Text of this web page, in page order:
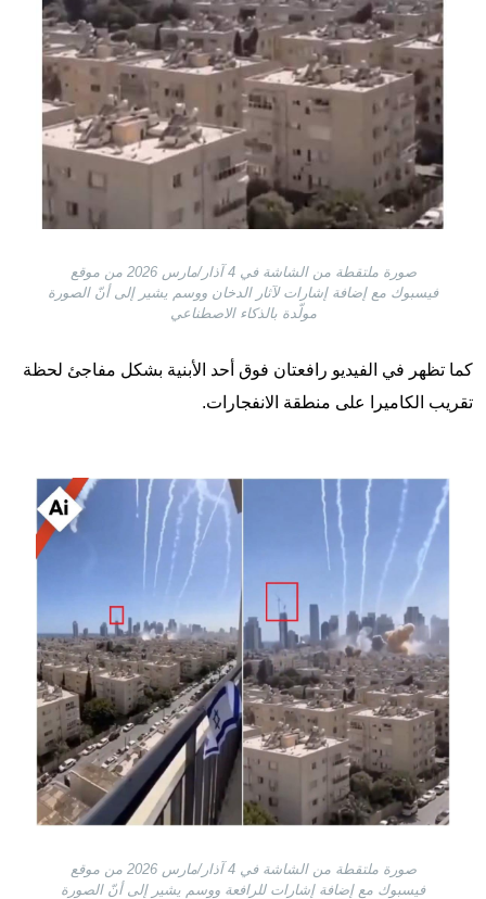
صورة ملتقطة من الشاشة في 4 آذار/مارس 2026 من موقع
فيسبوك مع إضافة إشارات لآثار الدخان ووسم يشير إلى أنّ الصورة
مولّدة بالذكاء الاصطناعي
كما تظهر في الفيديو رافعتان فوق أحد الأبنية بشكل مفاجئ لحظة
تقريب الكاميرا على منطقة الانفجارات.
Image
صورة ملتقطة من الشاشة في 4 آذار/مارس 2026 من موقع
فيسبوك مع إضافة إشارات للرافعة ووسم يشير إلى أنّ الصورة